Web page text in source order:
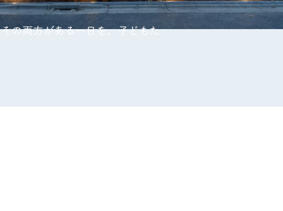
の両方がある一日を、子どもた